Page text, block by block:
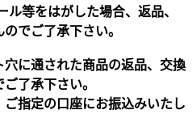
等をはがした場合、返品、
でご了承下さい。
に通された商品の返品、交換
了承下さい。
指定の口座にお振込みいたし